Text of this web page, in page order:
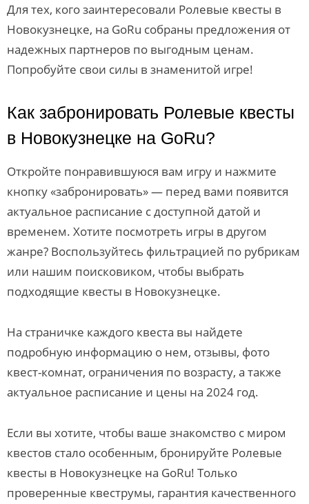
Для тех, кого заинтересовали Ролевые квесты в
Новокузнецке, на GoRu собраны предложения от
надежных партнеров по выгодным ценам.
Попробуйте свои силы в знаменитой игре!
Как забронировать Ролевые квесты
в Новокузнецке на GoRu?
Откройте понравившуюся вам игру и нажмите
кнопку «забронировать» — перед вами появится
актуальное расписание с доступной датой и
временем. Хотите посмотреть игры в другом
жанре? Воспользуйтесь фильтрацией по рубрикам
или нашим поисковиком, чтобы выбрать
подходящие квесты в Новокузнецке.
На страничке каждого квеста вы найдете
подробную информацию о нем, отзывы, фото
квест-комнат, ограничения по возрасту, а также
актуальное расписание и цены на 2024 год.
Если вы хотите, чтобы ваше знакомство с миром
квестов стало особенным, бронируйте Ролевые
квесты в Новокузнецке на GoRu! Только
проверенные квеструмы, гарантия качественного